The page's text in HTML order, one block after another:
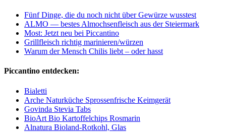
Fünf Dinge, die du noch nicht über Gewürze wusstest
ALMO — bestes Almochsenfleisch aus der Steiermark
Most: Jetzt neu bei Piccantino
Grillfleisch richtig marinieren/würzen
Warum der Mensch Chilis liebt – oder hasst
Piccantino entdecken:
Bialetti
Arche Naturküche Sprossenfrische Keimgerät
Govinda Stevia Tabs
BioArt Bio Kartoffelchips Rosmarin
Alnatura Bioland-Rotkohl, Glas